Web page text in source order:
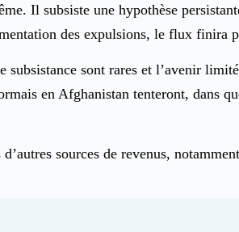
Il subsiste une hypothèse
des expulsions, le flux finira
subsistance sont rares et l’avenir
en Afghanistan tenteront, dans
sources de revenus,